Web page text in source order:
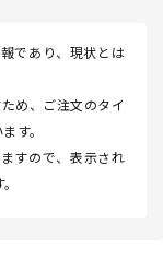
であり、現状とは
め、ご注文のタイ
す。
すので、表示され